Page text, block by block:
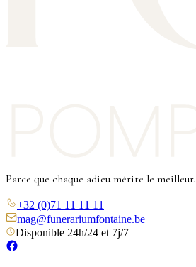
Parce que chaque adieu mérite le meilleur.
+32 (0)71 11 11 11
mag@funerariumfontaine.be
Disponible 24h/24 et 7j/7